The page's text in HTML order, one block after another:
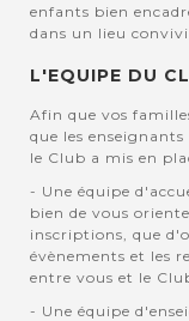
enfants bien
dans un lieu
L'EQUIPE DU
Afin que vos
que les
le Club a mis en
- Une équipe
bien de vous
inscriptions, que
évènements et les
entre vous et le
- Une équipe